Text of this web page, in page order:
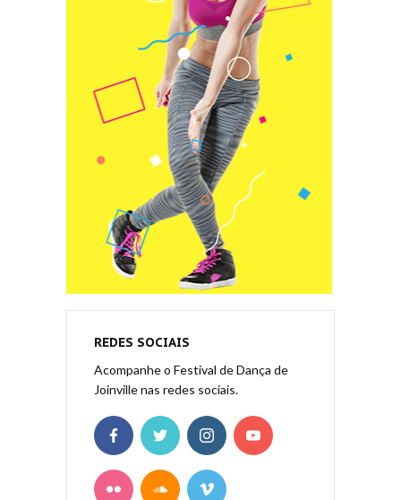
REDES SOCIAIS
Acompanhe o Festival de Dança de
Joinville nas redes sociais.